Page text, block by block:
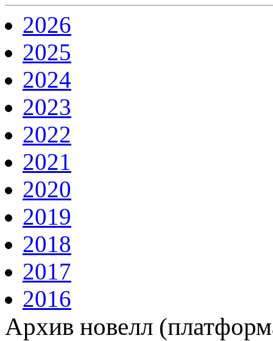
2026
2025
2024
2023
2022
2021
2020
2019
2018
2017
2016
Архив новелл